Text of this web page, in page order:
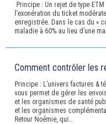
Principe : Un rejet de type
l’exonération du ticket
enregistrée. Dans le cas du «
maladie à 60% au lieu d’une
Comment contrôler les
Principe : L’univers factures &
vous permet de gérer les
et les organismes de santé
et les organismes
Retour Noémie, qui…